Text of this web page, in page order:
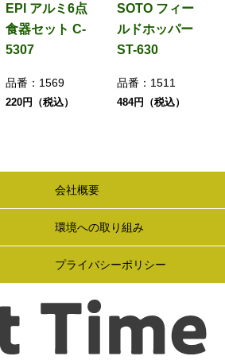
EPI アルミ6点
食器セット C-
5307
品番： 1569
220円（税込）
SOTO フィー
ルドホッパー
ST-630
品番： 1511
484円（税込）
会社概要
環境への取り組み
プライバシーポリシー